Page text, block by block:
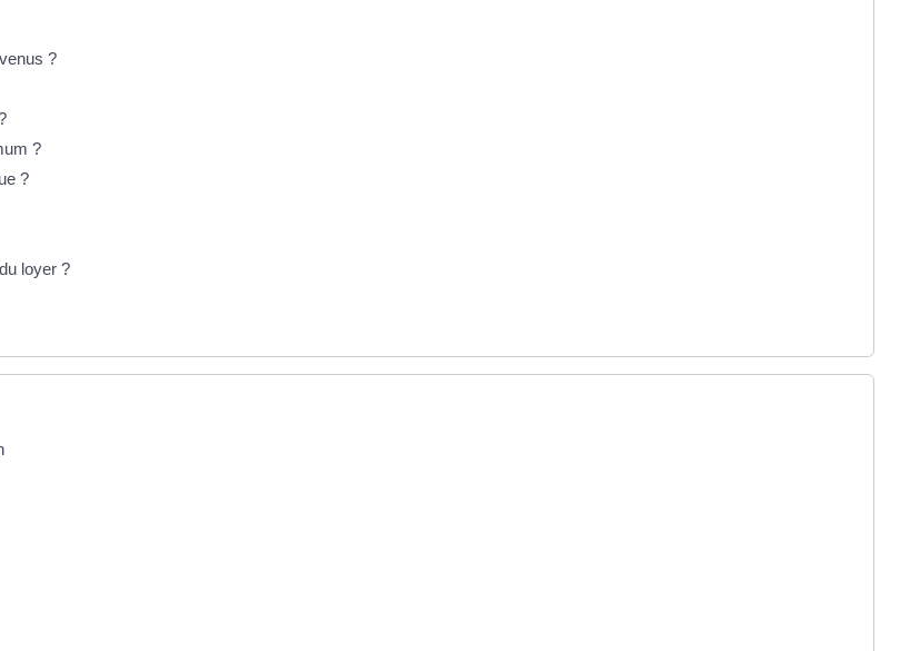
?
?
?
loyer ?